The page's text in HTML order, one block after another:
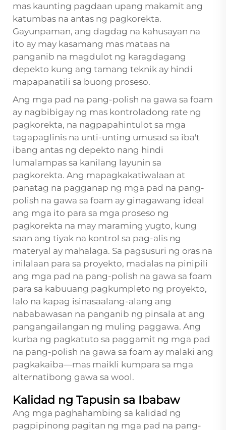
mas kaunting pagdaan upang makamit ang
katumbas na antas ng pagkorekta.
Gayunpaman, ang dagdag na kahusayan na
ito ay may kasamang mas mataas na
panganib na magdulot ng karagdagang
depekto kung ang tamang teknik ay hindi
mapapanatili sa buong proseso.
Ang mga pad na pang-polish na gawa sa foam
ay nagbibigay ng mas kontroladong rate ng
pagkorekta, na nagpapahintulot sa mga
tagapaglinis na unti-unting umusad sa iba't
ibang antas ng depekto nang hindi
lumalampas sa kanilang layunin sa
pagkorekta. Ang mapagkakatiwalaan at
panatag na pagganap ng mga pad na pang-
polish na gawa sa foam ay ginagawang ideal
ang mga ito para sa mga proseso ng
pagkorekta na may maraming yugto, kung
saan ang tiyak na kontrol sa pag-alis ng
materyal ay mahalaga. Sa pagsusuri ng oras na
inilalaan para sa proyekto, madalas na pinipili
ang mga pad na pang-polish na gawa sa foam
para sa kabuuang pagkumpleto ng proyekto,
lalo na kapag isinasaalang-alang ang
nababawasan na panganib ng pinsala at ang
pangangailangan ng muling paggawa. Ang
kurba ng pagkatuto sa paggamit ng mga pad
na pang-polish na gawa sa foam ay malaki ang
pagkakaiba—mas maikli kumpara sa mga
alternatibong gawa sa wool.
Kalidad ng Tapusin sa Ibabaw
Ang mga paghahambing sa kalidad ng
pagpipinong pagitan ng mga pad na pang-